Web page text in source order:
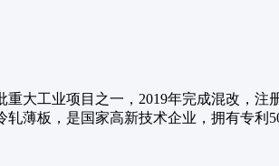
大工业项目之一，2019年完成混改，注
薄板，是国家高新技术企业，拥有专利